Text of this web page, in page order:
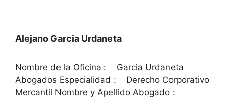
Alejano Garcia Urdaneta
Nombre de la Oficina : Garcia Urdaneta
Abogados Especialidad : Derecho Corporativo
Mercantil Nombre y Apellido Abogado :